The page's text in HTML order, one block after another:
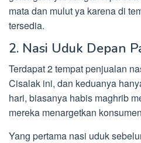
mata dan mulut ya karena di
tersedia.
2. Nasi Uduk Depan
Terdapat 2 tempat penjualan
Cisalak ini, dan keduanya
hari, biasanya habis maghrib
mereka menargetkan
Yang pertama nasi uduk